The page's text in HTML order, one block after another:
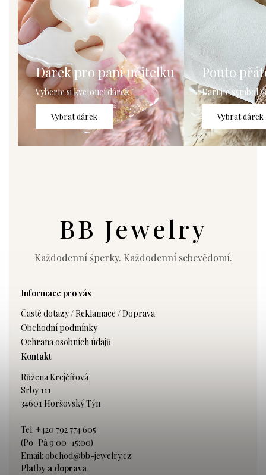
Dárek pro paní učitelku
Vyberte si kvetoucí dárek
Vybrat dárek
Pouto
Darujte symbol
Vybrat dárek
BB Jewelry
Každodenní šperky. Každodenní sebevědomí.
Informace pro vás
Časté dotazy / Reklamace / Doprava
Obchodní podmínky
Ochrana osobních údajů
Kontakt
Růžena Krejčířová
Srby 111
34601 Horšovský Týn
Tel: +420 792 774 605
(Po–Pá 9:00–15:00)
Email: obchod@bb-jewelry.cz
Platby a doprava